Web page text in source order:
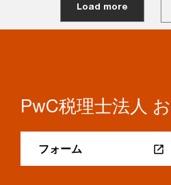
Load more
PwC税理士法人
フォーム